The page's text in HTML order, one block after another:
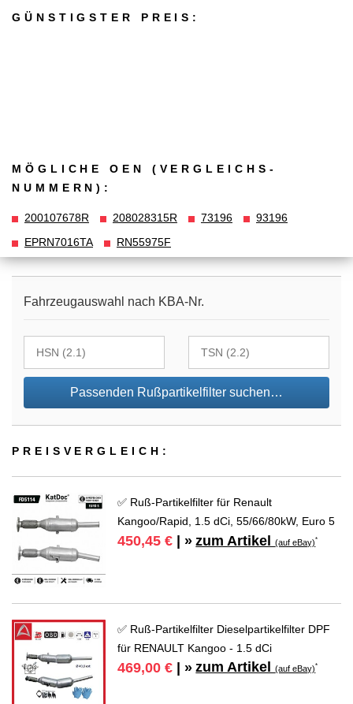
GÜNSTIGSTER PREIS:
MÖGLICHE OEN (VERGLEICHS­
NUMMERN):
200107678R 208028315R 73196
93196
EPRN7016TA
RN55975F
Fahrzeugauswahl nach KBA-Nr.
Passenden Rußpartikelfilter suchen…
PREIS­VER­GLEICH:
✅ Ruß-Partikelfilter für Renault
Kangoo/Rapid, 1.5 dCi, 55/66/80kW, Euro 5
450,45 € | » zum Artikel(auf eBay)*
✅ Ruß-Partikelfilter Dieselpartikelfilter DPF
für RENAULT Kangoo - 1.5 dCi
469,00 € | » zum Artikel(auf eBay)*